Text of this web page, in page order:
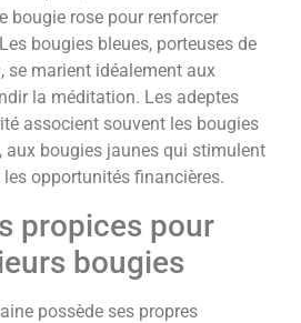
bougie rose pour renforcer
bougies bleues, porteuses de
se marient idéalement aux
la méditation. Les adeptes
associent souvent les bougies
aux bougies jaunes qui stimulent
opportunités financières.
propices pour
bougies
possède ses propres